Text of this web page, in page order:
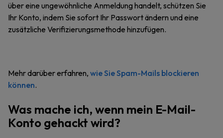
über eine ungewöhnliche Anmeldung handelt, schützen Sie
Ihr Konto, indem Sie sofort Ihr Passwort ändern und eine
zusätzliche Verifizierungsmethode hinzufügen.
Mehr darüber erfahren, wie Sie Spam-Mails blockieren
können.
Was mache ich, wenn mein E-Mail-
Konto gehackt wird?